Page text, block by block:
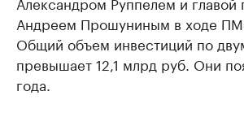
Андреем Прошуниным в ходе
Общий объем инвестиций по
превышает 12,1 млрд руб. Они
года.